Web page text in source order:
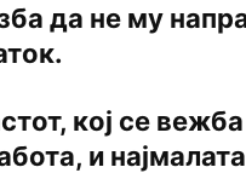
да не му
кој се
и најмалата